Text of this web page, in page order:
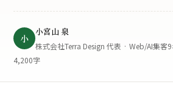
小
小宮山 泉
株式会社Terra Design 代表 · Web/AI集客
4,200字